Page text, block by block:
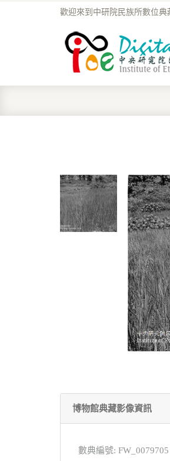
歡迎來到中研院民族所數位典
博物館典藏影像資訊
數典編號: FW_0079705